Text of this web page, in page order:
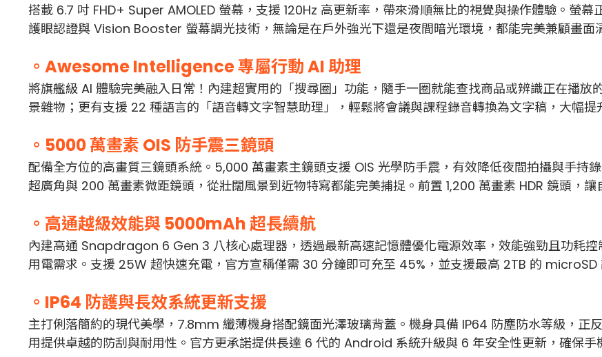
搭載 6.7 吋 FHD+ Super AMOLED 螢幕，支援 120Hz 高更新率，帶來滑順無比的視覺與操作體驗。螢
護眼認證與 Vision Booster 螢幕調光技術，無論是在戶外強光下還是夜間暗光環境，都能完美兼顧畫面
。Awesome Intelligence 專屬行動 AI 助理
將旗艦級 AI 體驗完美融入日常！內建超實用的「搜尋圈」功能，隨手一圈就能查找商品或辨識正在播
景雜物；更有支援 22 種語言的「語音轉文字智慧助理」，輕鬆將會議與課程錄音轉換為文字稿，大幅提
。5000 萬畫素 OIS 防手震三鏡頭
配備全方位的高畫質三鏡頭系統。5,000 萬畫素主鏡頭支援 OIS 光學防手震，有效降低夜間拍攝與手持
超廣角與 200 萬畫素微距鏡頭，從壯闊風景到近物特寫都能完美捕捉。前置 1,200 萬畫素 HDR 鏡頭，讓
。高通越級效能與 5000mAh 超長續航
內建高通 Snapdragon 6 Gen 3 八核心處理器，透過最新高速記憶體優化電源效率，效能強勁且功耗
用電需求。支援 25W 超快速充電，官方宣稱僅需 30 分鐘即可充至 45%，並支援最高 2TB 的 microSD
。IP64 防護與長效系統更新支援
主打俐落簡約的現代美學，7.8mm 纖薄機身搭配鏡面光澤玻璃背蓋。機身具備 IP64 防塵防水等級，
用提供卓越的防刮與耐用性。官方更承諾提供長達 6 代的 Android 系統升級與 6 年安全性更新，確保手